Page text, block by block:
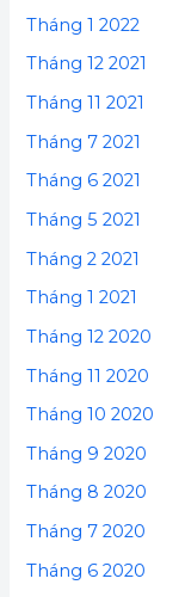
Tháng 1 2022
Tháng 12 2021
Tháng 11 2021
Tháng 7 2021
Tháng 6 2021
Tháng 5 2021
Tháng 2 2021
Tháng 1 2021
Tháng 12 2020
Tháng 11 2020
Tháng 10 2020
Tháng 9 2020
Tháng 8 2020
Tháng 7 2020
Tháng 6 2020